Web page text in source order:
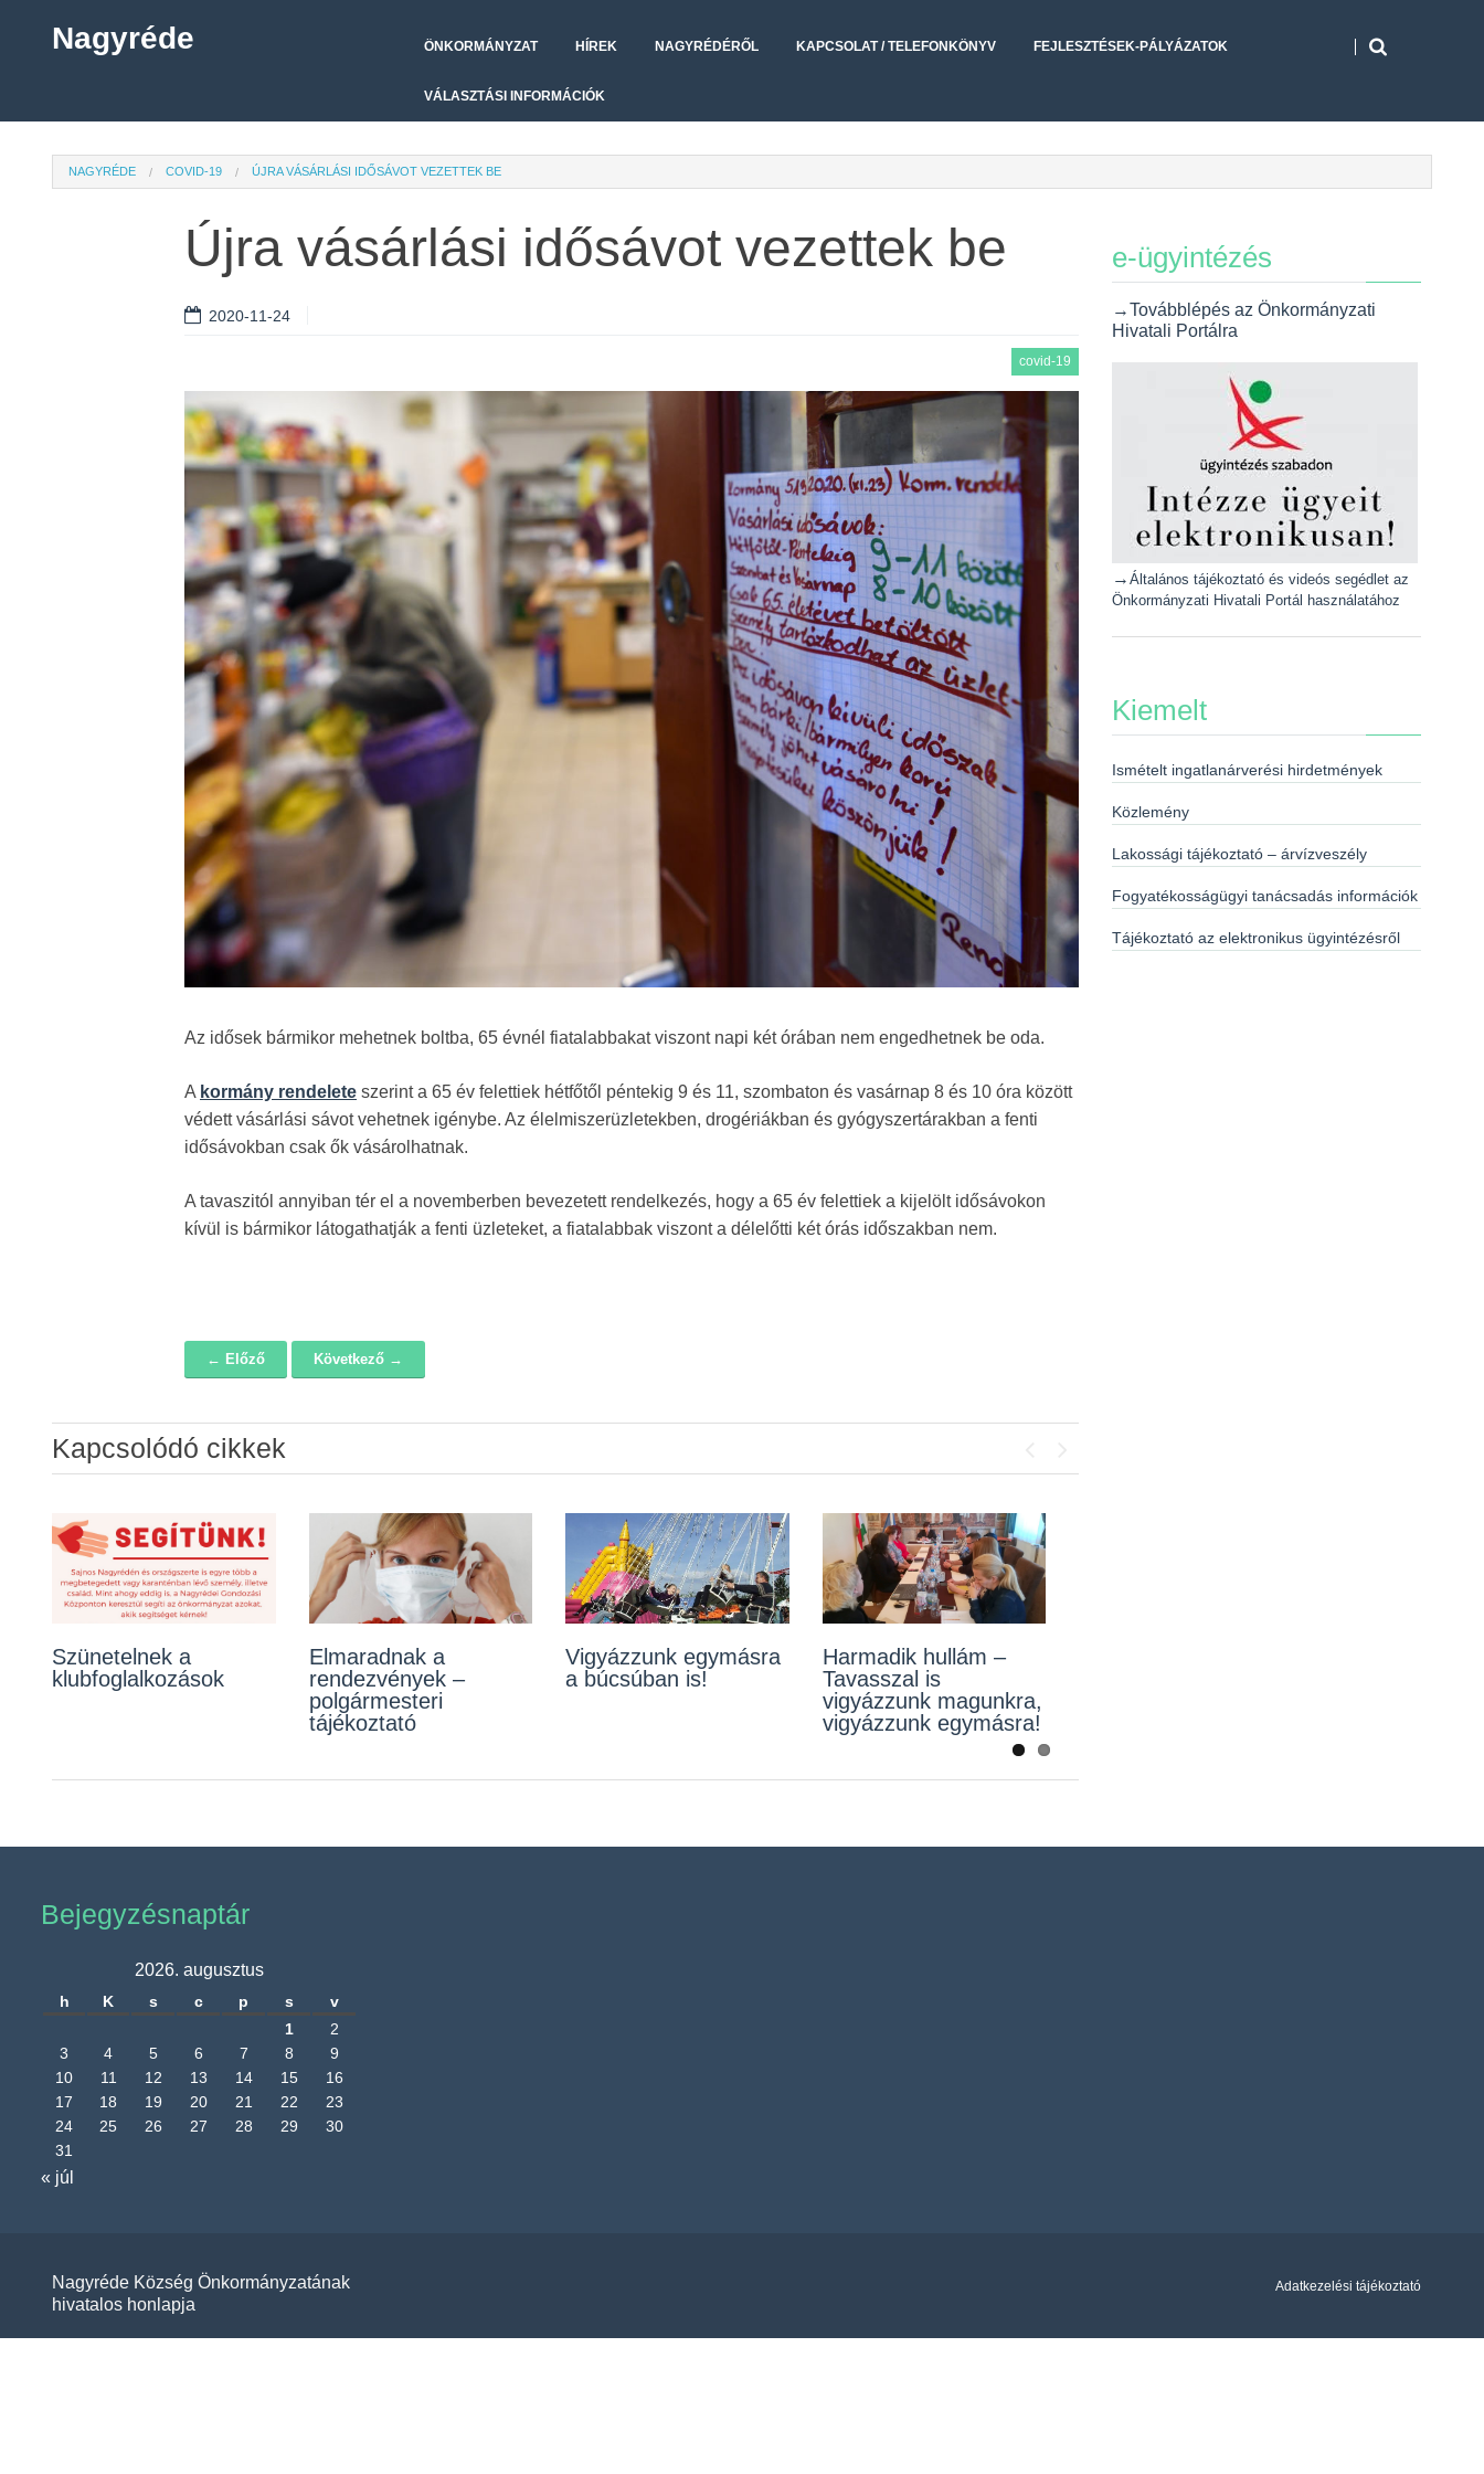
Nagyréde ÖNKORMÁNYZAT HÍREK NAGYRÉDÉRŐL KAPCSOLAT / TELEFONKÖNYV FEJLESZTÉSEK-PÁLYÁZATOK
VÁLASZTÁSI INFORMÁCIÓK
NAGYRÉDE COVID-19 ÚJRA VÁSÁRLÁSI IDŐSÁVOT VEZETTEK BE
Újra vásárlási idősávot vezettek be
2020-11-24
covid-19
Az idősek bármikor mehetnek boltba, 65 évnél fiatalabbakat viszont napi két órában nem engedhetnek be oda.
A kormány rendelete szerint a 65 év felettiek hétfőtől péntekig 9 és 11, szombaton és vasárnap 8 és 10 óra között
védett vásárlási sávot vehetnek igénybe. Az élelmiszerüzletekben, drogériákban és gyógyszertárakban a fenti
idősávokban csak ők vásárolhatnak.
A tavaszitól annyiban tér el a novemberben bevezetett rendelkezés, hogy a 65 év felettiek a kijelölt idősávokon
kívül is bármikor látogathatják a fenti üzleteket, a fiatalabbak viszont a délelőtti két órás időszakban nem.
← Előző Következő →
Kapcsolódó cikkek
Szünetelnek a
klubfoglalkozások
Elmaradnak a
rendezvények –
polgármesteri
tájékoztató
Vigyázzunk egymásra
a búcsúban is!
Harmadik hullám –
Tavasszal is
vigyázzunk magunkra,
vigyázzunk egymásra!
A játszóterek
használatáról
A korlátozások
részletes szabályai
Az óvoda és az iskola
is bezár hétfőtől
Bezárnak a
hulladékudvarok
e-ügyintézés
→Továbblépés az Önkormányzati
Hivatali Portálra
→ Általános tájékoztató és videós segédlet az
Önkormányzati Hivatali Portál használatához
Kiemelt
Ismételt ingatlanárverési hirdetmények
Közlemény
Lakossági tájékoztató – árvízveszély
Fogyatékosságügyi tanácsadás információk
Tájékoztató az elektronikus ügyintézésről
Bejegyzésnaptár
2026. augusztus
h K s c p s
v
1
2
3
4 5 6 7 8
9
10
11 12 13 14 15
16
17
18 19 20 21 22
23
24
25 26 27 28 29
30
31
« júl
Nagyréde Község Önkormányzatának
hivatalos honlapja
Adatkezelési tájékoztató